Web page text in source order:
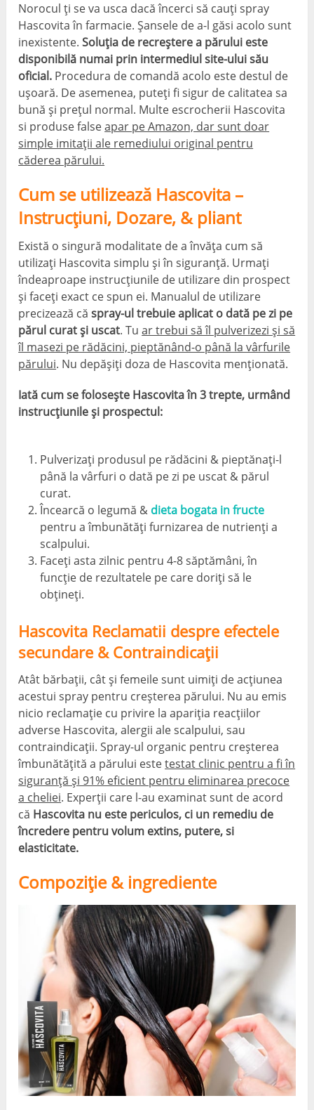
Norocul ți se va usca dacă încerci să cauți spray
Hascovita în farmacie. Șansele de a-l găsi acolo sunt
inexistente.Soluția de recreștere a părului este
disponibilă numai prin intermediul site-ului său
oficial. Procedura de comandă acolo este destul de
ușoară. De asemenea, puteți fi sigur de calitatea sa
bună și prețul normal. Multe escrocherii Hascovita
si produse falseapar pe Amazon, dar sunt doar
simple imitații ale remediului original pentru
căderea părului.
Cum se utilizează Hascovita –
Instrucțiuni, Dozare, & pliant
Există o singură modalitate de a învăța cum să
utilizați Hascovita simplu și în siguranță. Urmați
îndeaproape instrucțiunile de utilizare din prospect
și faceți exact ce spun ei. Manualul de utilizare
precizează căspray-ul trebuie aplicat o dată pe zi pe
părul curat și uscat. Tuar trebui să îl pulverizezi și să
îl masezi pe rădăcini, pieptănând-o până la vârfurile
părului. Nu depășiți doza de Hascovita menționată.
Iată cum se folosește Hascovita în 3 trepte, urmând
instrucțiunile și prospectul:
Pulverizați produsul pe rădăcini & pieptănați-l
până la vârfuri o dată pe zi pe uscat & părul
curat.
Încearcă o legumă & dieta bogata in fructe
pentru a îmbunătăți furnizarea de nutrienți a
scalpului.
Faceți asta zilnic pentru 4-8 săptămâni, în
funcție de rezultatele pe care doriți să le
obțineți.
Hascovita Reclamatii despre efectele
secundare & Contraindicații
Atât bărbații, cât și femeile sunt uimiți de acțiunea
acestui spray pentru creșterea părului. Nu au emis
nicio reclamație cu privire la apariția reacțiilor
adverse Hascovita, alergii ale scalpului, sau
contraindicații. Spray-ul organic pentru creșterea
îmbunătățită a părului estetestat clinic pentru a fi în
siguranță și 91% eficient pentru eliminarea precoce
a cheliei. Experții care l-au examinat sunt de acord
că Hascovita nu este periculos, ci un remediu de
încredere pentru volum extins, putere, si
elasticitate.
Compoziţie & ingrediente